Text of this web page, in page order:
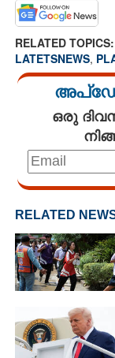
RELATED TOPICS:
LATETSNEWS,
ഒരു
RELATED